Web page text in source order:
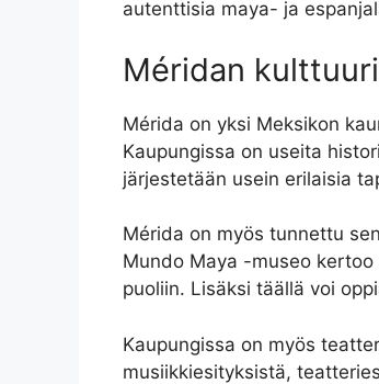
autenttisia maya- ja
Méridan
Mérida on yksi Meksikon
Kaupungissa on useita
järjestetään usein erilaisia
Mérida on myös tunnettu
Mundo Maya -museo
puoliin. Lisäksi täällä voi
Kaupungissa on myös
musiikkiesityksistä,